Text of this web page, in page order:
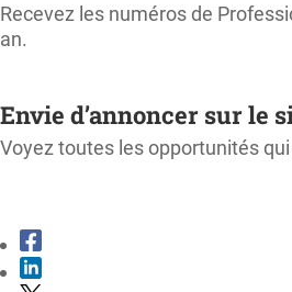
Recevez les numéros de
an.
Envie d’annoncer sur le
Voyez toutes les opportunités qui